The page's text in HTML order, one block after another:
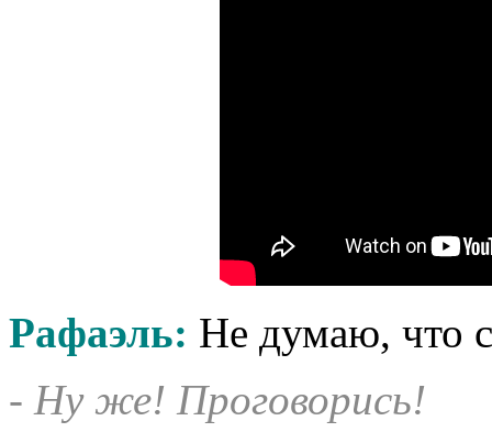
Рафаэль: Не думаю, что
- Ну же! Проговорись!